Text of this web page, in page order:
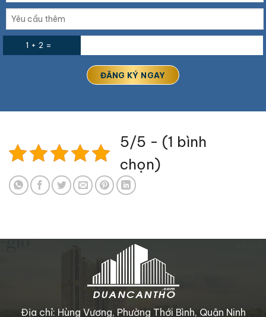
1 + 2 =
5/5 - (1 bình
chọn)
Địa chỉ: Hùng Vương, Phường Thới Bình, Quận Ninh